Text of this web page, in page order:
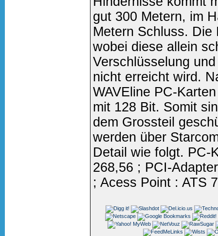
gut 300 Metern, im
Metern Schluss. Die
wobei diese allein
Verschlüsselung
nicht erreicht wird.
WAVEline PC-
mit 128 Bit. Somit
dem Grossteil
werden über
Detail wie folgt. PC-
268,56 ; PCI-
; Acess Point : ATS